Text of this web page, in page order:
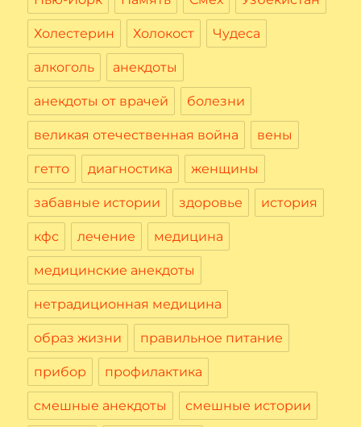
Холестерин Холокост Чудеса
алкоголь анекдоты
анекдоты от врачей болезни
великая отечественная война вены
гетто диагностика женщины
забавные истории здоровье история
кфс лечение медицина
медицинские анекдоты
нетрадиционная медицина
образ жизни правильное питание
прибор профилактика
смешные анекдоты смешные истории